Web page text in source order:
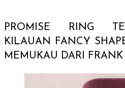
PROMISE RING
KILAUAN FANCY
MEMUKAU DARI FRANK